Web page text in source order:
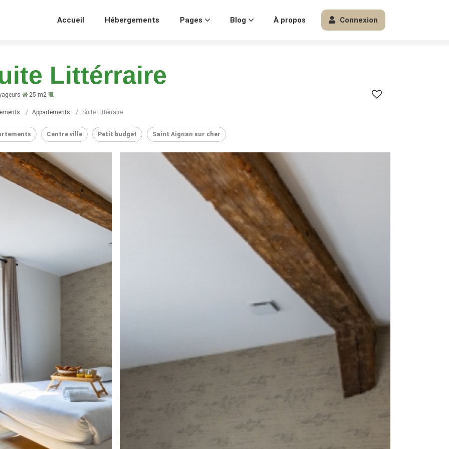
Accueil Hébergements Pages Blog À propos Connexion
Littérraire
25 m2
Appartements Suite Littérraire
Centre ville Petit budget Saint Aignan sur cher